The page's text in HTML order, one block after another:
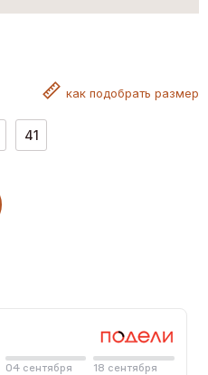
как подобрать размер
41
04 сентября 18 сентября